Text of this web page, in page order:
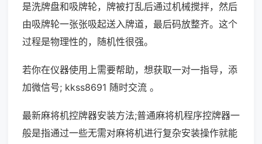
是洗牌盘和吸牌轮，牌被打乱后通过机械搅拌，然后
由吸牌轮一张张吸起送入牌道，最后码放整齐。这个
过程是物理性的，随机性很强。
若你在仪器使用上需要帮助，想获取一对一指导，添
加微信号; kkss8691 随时交流 。
最新麻将机控牌器安装方法;普通麻将机程序控牌器一
般是指通过一些无需对麻将机进行复杂安装操作就能